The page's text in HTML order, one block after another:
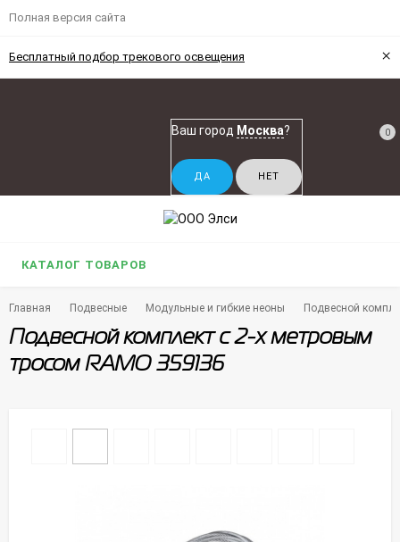
Полная версия сайта
Бесплатный подбор трекового освещения ×
Ваш город Москва? 0
КАТАЛОГ ТОВАРОВ
Главная Подвесные Модульные и гибкие неоны Подвесной
Подвесной комплект с 2-х метровым
тросом RAMO 359136